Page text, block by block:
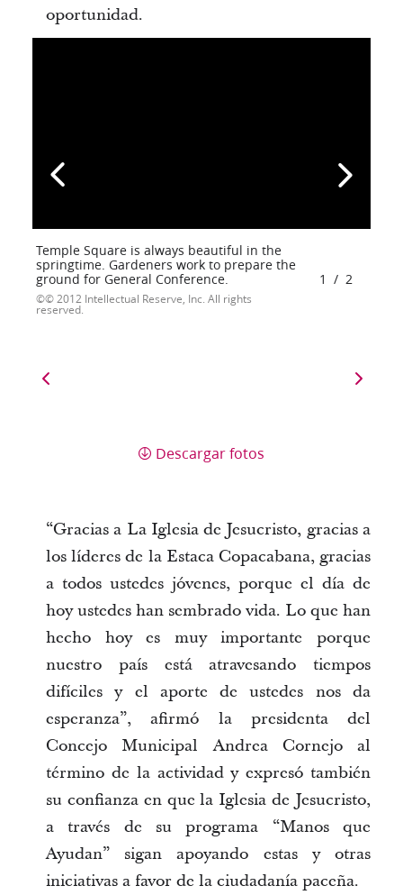
oportunidad.
Temple Square is always beautiful in the
springtime. Gardeners work to prepare the
ground for General Conference.
© 2012 Intellectual Reserve, Inc. All rights
reserved.
1 / 2
Descargar fotos
“Gracias a La Iglesia de Jesucristo, gracias a
los líderes de la Estaca Copacabana, gracias
a todos ustedes jóvenes, porque el día de
hoy ustedes han sembrado vida. Lo que han
hecho hoy es muy importante porque
nuestro país está atravesando tiempos
difíciles y el aporte de ustedes nos da
esperanza”, afirmó la presidenta del
Concejo Municipal Andrea Cornejo al
término de la actividad y expresó también
su confianza en que la Iglesia de Jesucristo,
a través de su programa “Manos que
Ayudan” sigan apoyando estas y otras
iniciativas a favor de la ciudadanía paceña.